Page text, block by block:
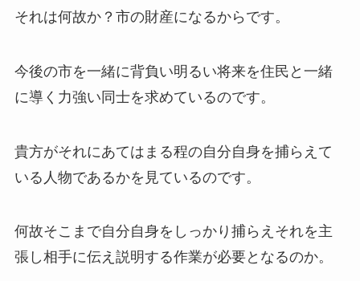
それは何故か？市の財産になるからです。
今後の市を一緒に背負い明るい将来を住民と一緒
に導く力強い同士を求めているのです。
貴方がそれにあてはまる程の自分自身を捕らえて
いる人物であるかを見ているのです。
何故そこまで自分自身をしっかり捕らえそれを主
張し相手に伝え説明する作業が必要となるのか。